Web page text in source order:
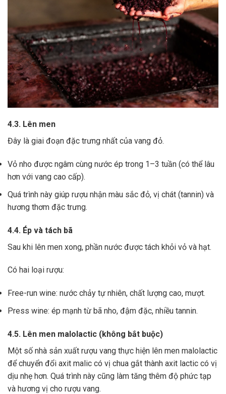
4.3. Lên men
Đây là giai đoạn đặc trưng nhất của vang đỏ.
Vỏ nho được ngâm cùng nước ép trong 1–3 tuần (có thể lâu
hơn với vang cao cấp).
Quá trình này giúp rượu nhận màu sắc đỏ, vị chát (tannin) và
hương thơm đặc trưng.
4.4. Ép và tách bã
Sau khi lên men xong, phần nước được tách khỏi vỏ và hạt.
Có hai loại rượu:
Free-run wine: nước chảy tự nhiên, chất lượng cao, mượt.
Press wine: ép mạnh từ bã nho, đậm đặc, nhiều tannin.
4.5. Lên men malolactic (không bắt buộc)
Một số nhà sản xuất rượu vang thực hiện lên men malolactic
để chuyển đổi axit malic có vị chua gắt thành axit lactic có vị
dịu nhẹ hơn. Quá trình này cũng làm tăng thêm độ phức tạp
và hương vị cho rượu vang.